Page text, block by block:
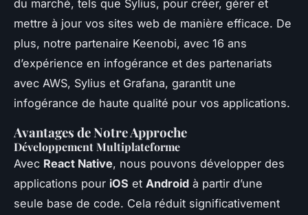
du marché, tels que Sylius, pour créer, gérer et
mettre à jour vos sites web de manière efficace. De
plus, notre partenaire Keenobi, avec 16 ans
d’expérience en infogérance et des partenariats
avec AWS, Sylius et Grafana, garantit une
infogérance de haute qualité pour vos applications.
Avantages de Notre Approche
Développement Multiplateforme
Avec React Native, nous pouvons développer des
applications pour iOS et Android à partir d’une
seule base de code. Cela réduit significativement